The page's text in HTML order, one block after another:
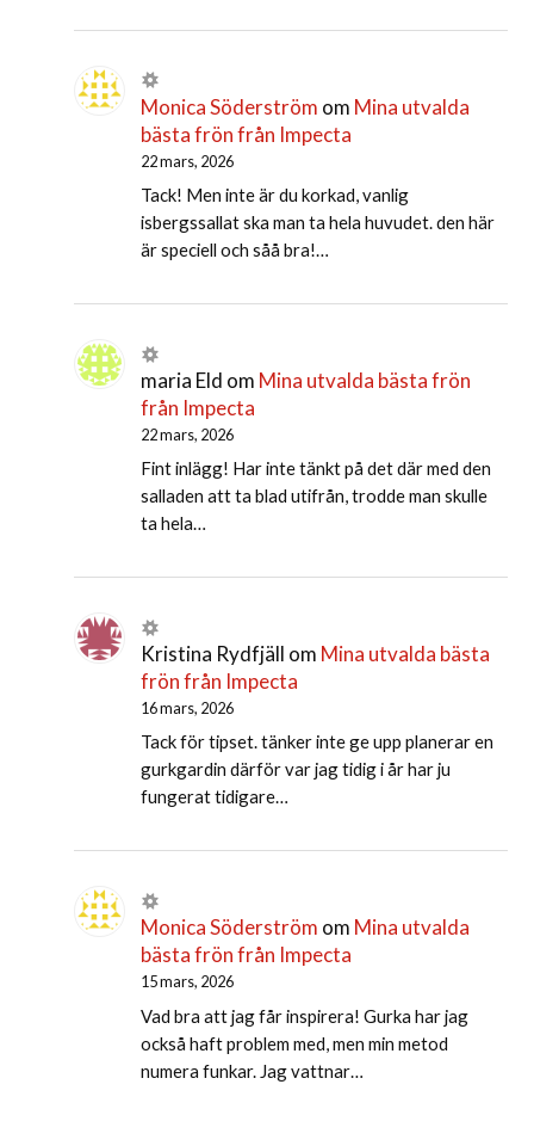
Monica Söderström om Mina utvalda
bästa frön från Impecta
22 mars, 2026
Tack! Men inte är du korkad, vanlig
isbergssallat ska man ta hela huvudet. den här
är speciell och såå bra!…
maria Eld om Mina utvalda bästa frön
från Impecta
22 mars, 2026
Fint inlägg! Har inte tänkt på det där med den
salladen att ta blad utifrån, trodde man skulle
ta hela…
Kristina Rydfjäll om Mina utvalda bästa
frön från Impecta
16 mars, 2026
Tack för tipset. tänker inte ge upp planerar en
gurkgardin därför var jag tidig i år har ju
fungerat tidigare…
Monica Söderström om Mina utvalda
bästa frön från Impecta
15 mars, 2026
Vad bra att jag får inspirera! Gurka har jag
också haft problem med, men min metod
numera funkar. Jag vattnar…